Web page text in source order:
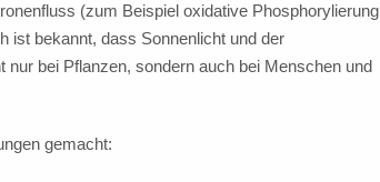
(zum Beispiel oxidative Phosphorylierung
ist bekannt, dass Sonnenlicht und der
bei Pflanzen, sondern auch bei Menschen und
gemacht: